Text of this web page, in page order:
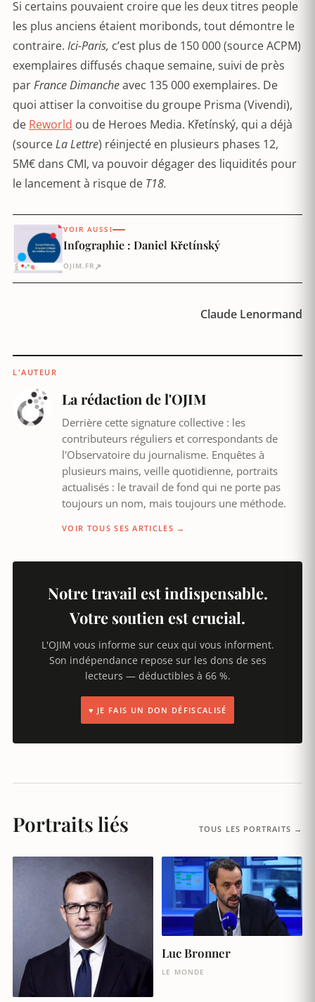
Si certains pouvaient croire que les deux titres people
les plus anciens étaient moribonds, tout démontre le
contraire. Ici-Paris, c’est plus de 150 000 (source ACPM)
exemplaires diffusés chaque semaine, suivi de près
parFrance Dimancheavec 135 000 exemplaires. De
quoi attiser la convoitise du groupe Prisma (Vivendi),
de Reworld ou de Heroes Media. Křetínský, qui a déjà
(sourceLa Lettre) réinjecté en plusieurs phases 12,
5M€ dans CMI, va pouvoir dégager des liquidités pour
le lancement à risque de T18.
VOIR AUSSI
Infographie : Daniel Křetínský
OJIM.FR ↗
Claude Lenormand
L'AUTEUR
La rédaction de l'OJIM
Derrière cette signature collective : les
contributeurs réguliers et correspondants de
l'Observatoire du journalisme. Enquêtes à
plusieurs mains, veille quotidienne, portraits
actualisés : le travail de fond qui ne porte pas
toujours un nom, mais toujours une méthode.
VOIR TOUS SES ARTICLES →
Notre travail est indispensable.
Votre soutien est crucial.
L'OJIM vous informe sur ceux qui vous informent.
Son indépendance repose sur les dons de ses
lecteurs — déductibles à 66 %.
♥ JE FAIS UN DON DÉFISCALISÉ
Portraits liés TOUS LES PORTRAITS →
Luc Bronner
LE MONDE